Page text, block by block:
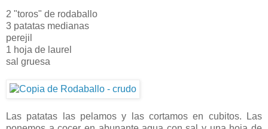
2 "toros" de rodaballo
3 patatas medianas
perejil
1 hoja de laurel
sal gruesa
Las patatas las pelamos y las cortamos en cubitos. Las